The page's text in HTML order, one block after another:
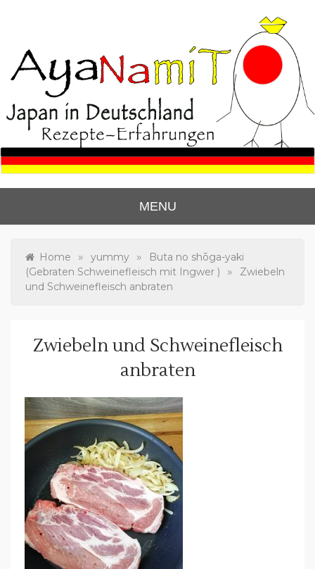
Ayanas Japan Blog
MENU
Home » yummy »
Buta no shōga-yaki
(Gebraten Schweinefleisch mit Ingwer )
»
Zwiebeln
und Schweinefleisch anbraten
Zwiebeln und Schweinefleisch
anbraten